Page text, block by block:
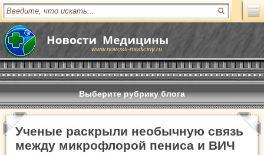
www.novosti-mediciny.ru
Выберите рубрику блога
Ученые раскрыли необычную связь
между микрофлорой пениса и ВИЧ